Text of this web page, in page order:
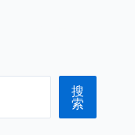
搜
索